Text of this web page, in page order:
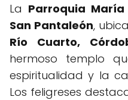
La Parroquia
San Pantaleón,
Río Cuarto,
hermoso templo
espiritualidad y la
Los feligreses